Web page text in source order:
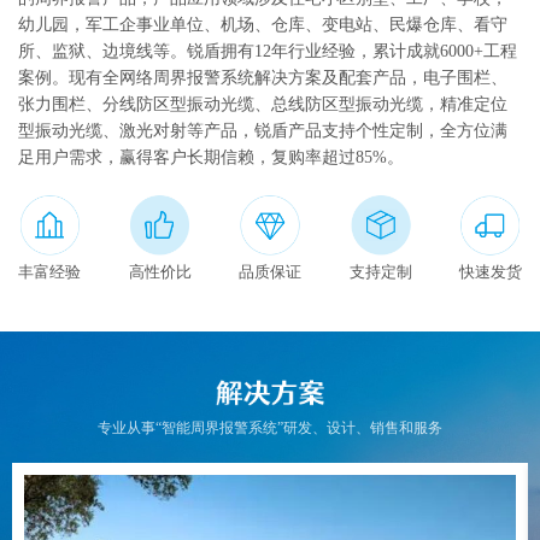
联系我们
English
幼儿园，军工企事业单位、机场、仓库、变电站、民爆仓库、看守
所、监狱、边境线等。锐盾拥有12年行业经验，累计成就6000+工程
案例。现有全网络周界报警系统解决方案及配套产品，电子围栏、
张力围栏、分线防区型振动光缆、总线防区型振动光缆，精准定位
型振动光缆、激光对射等产品，锐盾产品支持个性定制，全方位满
足用户需求，赢得客户长期信赖，复购率超过85%。
丰富经验 高性价比 品质保证 支持定制 快速发货
专业从事“智能周界报警系统”研发、设计、销售和服务